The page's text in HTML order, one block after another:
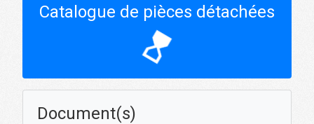
Catalogue de pièces détachées
hourglass_top
Document(s)